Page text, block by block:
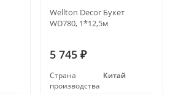
Wellton Decor Букет
WD780, 1*12,5м
5 745 ₽
Страна
производства
Китай